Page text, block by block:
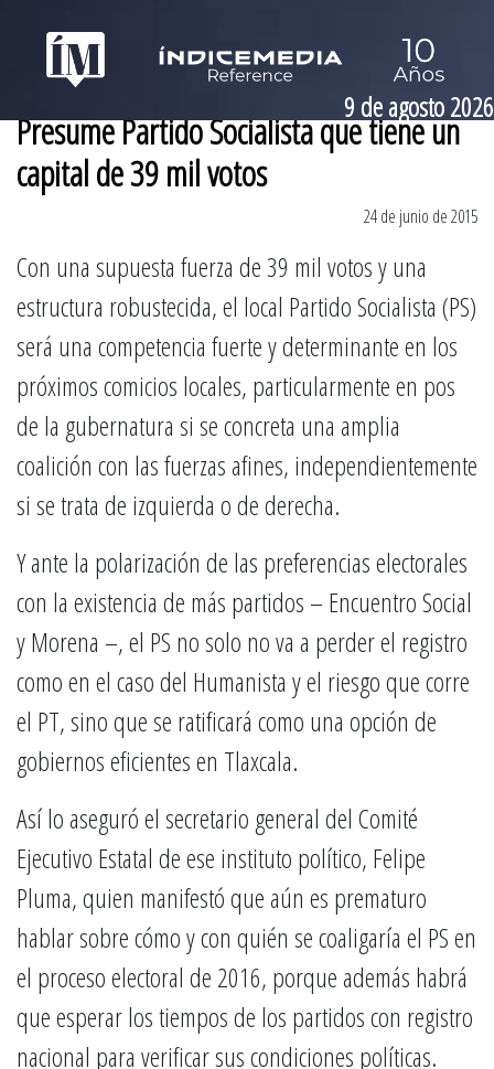
9 de agosto 2026
Presume Partido Socialista que tiene un
capital de 39 mil votos
24 de junio de 2015
Con una supuesta fuerza de 39 mil votos y una
estructura robustecida, el local Partido Socialista (PS)
será una competencia fuerte y determinante en los
próximos comicios locales, particularmente en pos
de la gubernatura si se concreta una amplia
coalición con las fuerzas afines, independientemente
si se trata de izquierda o de derecha.
Y ante la polarización de las preferencias electorales
con la existencia de más partidos – Encuentro Social
y Morena –, el PS no solo no va a perder el registro
como en el caso del Humanista y el riesgo que corre
el PT, sino que se ratificará como una opción de
gobiernos eficientes en Tlaxcala.
Así lo aseguró el secretario general del Comité
Ejecutivo Estatal de ese instituto político, Felipe
Pluma, quien manifestó que aún es prematuro
hablar sobre cómo y con quién se coaligaría el PS en
el proceso electoral de 2016, porque además habrá
que esperar los tiempos de los partidos con registro
nacional para verificar sus condiciones políticas.